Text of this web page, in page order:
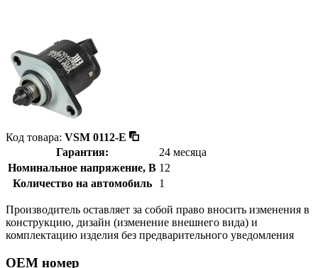
Код товара: VSM 0112-E
Гарантия:
24 месяца
Номинальное напряжение, В 12
Количество на автомобиль
1
Производитель оставляет за собой право вносить изменения в
конструкцию, дизайн (изменение внешнего вида) и
комплектацию изделия без предварительного уведомления
OEM номер